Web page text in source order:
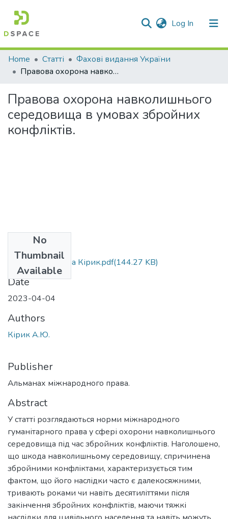
Log In (current)
Communities & Collections
All of DSpace
Statistics
Home Статті
Фахові видання України
Правова охорона навколишнього середовища в умовах збройних конфліктів.
Правова охорона навколишнього
середовища в умовах збройних
конфліктів.
No
Thumbnail
Available
Кірик А.Ю. - Алла Кірик.pdf(144.27 KB)
Date
2023-04-04
Authors
Кірик А.Ю.
Publisher
Альманах міжнародного права.
Abstract
У статті розглядаються норми міжнародного
гуманітарного права у сфері охорони навколишнього
середовища під час збройних конфліктів. Наголошено,
що шкода навколишньому середовищу, спричинена
збройними конфліктами, характеризується тим
фактом, що його наслідки часто є далекосяжними,
тривають роками чи навіть десятиліттями після
закінчення збройних конфліктів, маючи тяжкі